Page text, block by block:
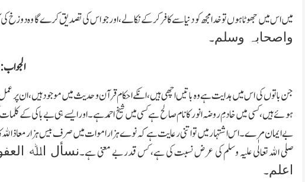
میں اس میں جھوٹا ہوں تو خدا مجھ کو دنیا سے کافر کرکے نکالے،اور جو اس کی تصدیق کرے گا وہ
واصحابہ وسلم۔
الجواب:
جن باتوں کی اس میں ہدایت ہے وہ باتیں اچھی ہیں،انکے احکام قرآن و حدیث میں موجود ہیں،ان پر
ہوئے ہیں،کسی میں خادمِ روضہ انور کا نام صالح ہے کسی میں شیخ احمد ہے۔اور ایسے ہی بے باکی
بے ایمان مرے۔اس اشتہار میں تو اتنی رعایت ہے کہ نوے ہزار اموات میں صرف بیس ہزار معاذ
صلی اﷲ تعالٰی علیہ وسلم کی عرض نسبت کی ہے،کس قدر بے معنی ہے۔نسأل اﷲ
اعلم۔